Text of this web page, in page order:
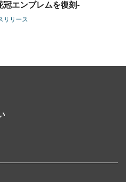
冠エンブレムを復刻-
リリース